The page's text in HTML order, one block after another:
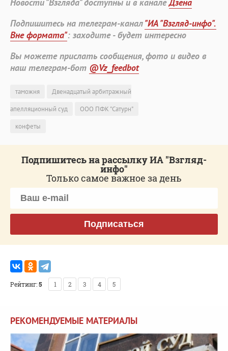
Подпишитесь на телеграм-канал"ИА "Взгляд-инфо".
Вне формата": заходите - будет интересно
Вы можете прислать сообщения, фото и видео в
наш телеграм-бот @Vz_feedbot
таможня
Двенадцатый арбитражный
апелляционный суд
ООО ПФК "Сатурн"
конфеты
Подпишитесь на рассылку ИА "Взгляд-
инфо"
Только самое важное за день
Подписаться
Рейтинг:5 1 2 3 4 5
РЕКОМЕНДУЕМЫЕ МАТЕРИАЛЫ